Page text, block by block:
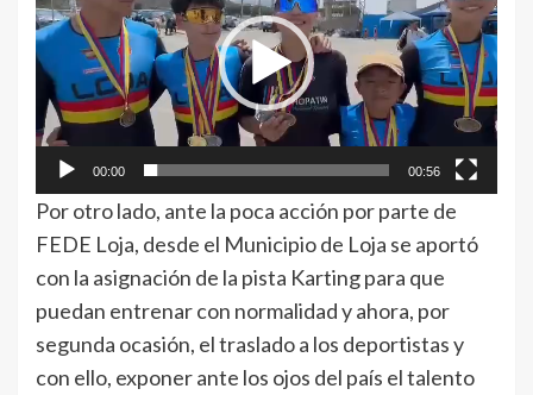
vídeo
00:00 00:56
Por otro lado, ante la poca acción por parte de
FEDE Loja, desde el Municipio de Loja se aportó
con la asignación de la pista Karting para que
puedan entrenar con normalidad y ahora, por
segunda ocasión, el traslado a los deportistas y
con ello, exponer ante los ojos del país el talento